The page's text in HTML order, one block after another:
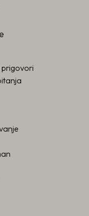
prigovori